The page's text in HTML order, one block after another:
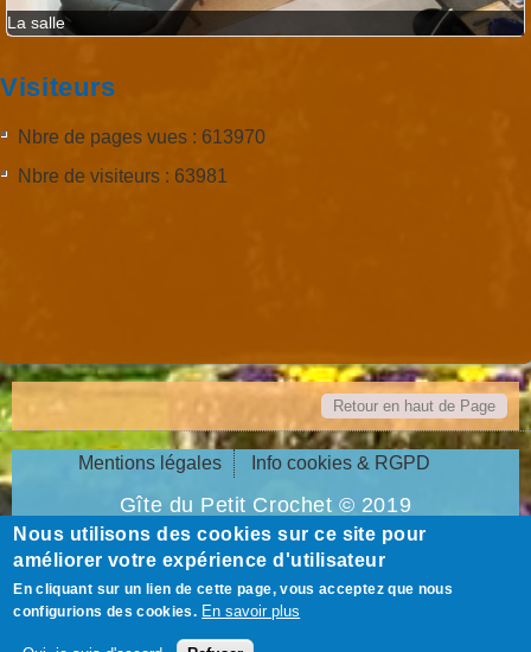
La salle
Visiteurs
Nbre de pages vues : 613970
Nbre de visiteurs : 63981
Retour en haut de Page
Mentions légales Info cookies & RGPD
Gîte du Petit Crochet © 2019
5, rue du Petit Crochet - 72130 Fresnay-sur-
Sarthe
07.87.13.27.80
Conception du site :
Nous utilisons des cookies sur ce site pour
améliorer votre expérience d'utilisateur
En cliquant sur un lien de cette page, vous acceptez que nous
configurions des cookies. En savoir plus